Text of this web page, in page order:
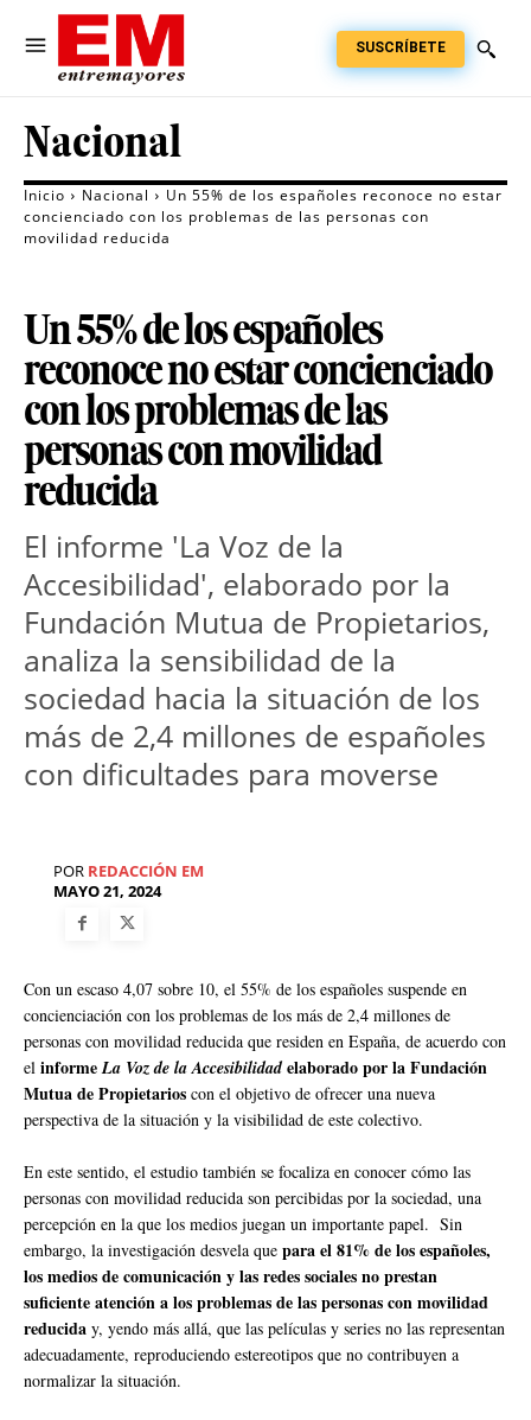
SUSCRÍBETE
Nacional
Inicio Nacional
Un 55% de los españoles reconoce no estar
concienciado con los problemas de las personas con
movilidad reducida
Un 55% de los españoles
reconoce no estar concienciado
con los problemas de las
personas con movilidad
reducida
El informe 'La Voz de la
Accesibilidad', elaborado por la
Fundación Mutua de Propietarios,
analiza la sensibilidad de la
sociedad hacia la situación de los
más de 2,4 millones de españoles
con dificultades para moverse
POR REDACCIÓN EM
MAYO 21, 2024
Con un escaso 4,07 sobre 10, el 55% de los españoles suspende en
concienciación con los problemas de los más de 2,4 millones de
personas con movilidad reducida que residen en España, de acuerdo con
el informeLa Voz de la Accesibilidadelaborado por la Fundación
Mutua de Propietarios con el objetivo de ofrecer una nueva
perspectiva de la situación y la visibilidad de este colectivo.
En este sentido, el estudio también se focaliza en conocer cómo las
personas con movilidad reducida son percibidas por la sociedad, una
percepción en la que los medios juegan un importante papel. Sin
embargo, la investigación desvela que para el 81% de los españoles,
los medios de comunicación y las redes sociales no prestan
suficiente atención a los problemas de las personas con movilidad
reducida y, yendo más allá, que las películas y series no las representan
adecuadamente, reproduciendo estereotipos que no contribuyen a
normalizar la situación.